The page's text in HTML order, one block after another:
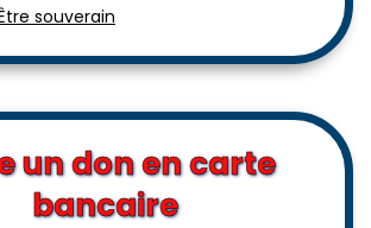
souverain
un don en carte
bancaire